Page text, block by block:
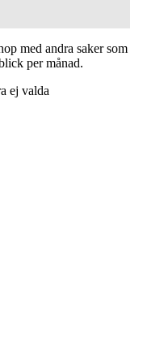
med andra saker som
per månad.
ej valda